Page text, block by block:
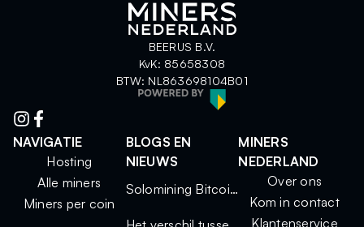
BEERUS B.V.
KvK: 85658308
BTW: NL863698104B01
NAVIGATIE
Hosting
Alle miners
Miners per coin
BLOGS EN
NIEUWS
Solomining Bitcoin 2025: kleine miners, grote kansen
MINERS
NEDERLAND
Over ons
Kom in contact
Klantenservice